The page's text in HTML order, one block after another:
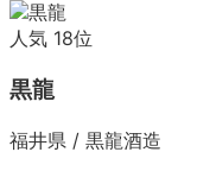
人気 18位
黒龍
福井県 / 黒龍酒造